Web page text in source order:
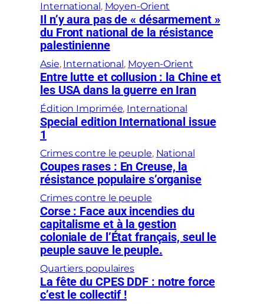
International , Moyen-Orient
Il n’y aura pas de « désarmement »
du Front national de la résistance
palestinienne
Asie, International , Moyen-Orient
Entre lutte et collusion : la Chine et
les USA dans la guerre en Iran
Édition Imprimée, International
Special edition International issue
1
Crimes contre le peuple, National
Coupes rases : En Creuse, la
résistance populaire s’organise
Crimes contre le peuple
Corse : Face aux incendies du
capitalisme et à la gestion
coloniale de l’État français, seul le
peuple sauve le peuple.
Quartiers populaires
La fête du CPES DDF : notre force
c’est le collectif !